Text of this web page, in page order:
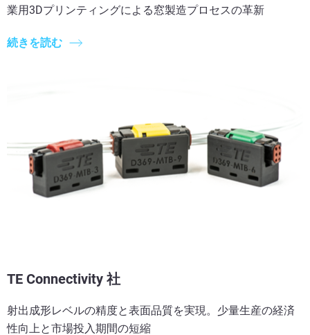
業用3Dプリンティングによる窓製造プロセスの革新
続きを読む
TE Connectivity 社
射出成形レベルの精度と表面品質を実現。少量生産の経済
性向上と市場投入期間の短縮